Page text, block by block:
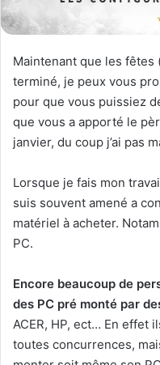
Maintenant que les
terminé, je peux vous
pour que vous puissiez
que vous a apporté le
janvier, du coup j’ai pas
Lorsque je fais mon
suis souvent amené a
matériel à acheter.
PC.
Encore beaucoup de
des PC pré monté par
ACER, HP, ect… En effet
toutes concurrences,